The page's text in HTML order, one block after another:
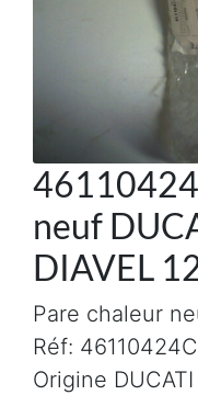
neuf
DIAVEL
Pare chaleur
Réf: 46110424C
Origine